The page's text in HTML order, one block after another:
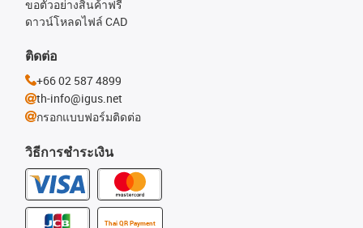
วิธีการชำระเงิน
Thai QR Payment
ขอตัวอย่างสินค้าฟรี
ดาวน์โหลดไฟล์ CAD
ติดต่อ
+66 02 587 4899
th-info@igus.net
กรอกแบบฟอร์มติดต่อ